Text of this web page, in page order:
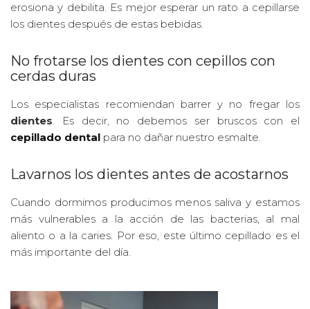
erosiona y debilita. Es mejor esperar un rato a cepillarse
los dientes después de estas bebidas.
No frotarse los dientes con cepillos con
cerdas duras
Los especialistas recomiendan barrer y no fregar los
dientes. Es decir, no debemos ser bruscos con el
cepillado dental para no dañar nuestro esmalte.
Lavarnos los dientes antes de acostarnos
Cuando dormimos producimos menos saliva y estamos
más vulnerables a la acción de las bacterias, al mal
aliento o a la caries. Por eso, este último cepillado es el
más importante del día.